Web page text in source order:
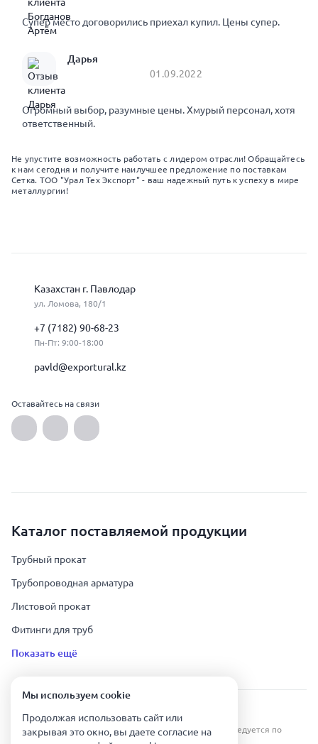
Супер место договорились приехал купил. Цены супер.
Дарья
01.09.2022
Огромный выбор, разумные цены. Хмурый персонал, хотя
ответственный.
Не упустите возможность работать с лидером отрасли! Обращайтесь
к нам сегодня и получите наилучшее предложение по поставкам
Сетка. ТОО "Урал Тех Экспорт" - ваш надежный путь к успеху в мире
металлургии!
Казахстан г. Павлодар
ул. Ломова, 180/1
+7 (7182) 90-68-23
Пн-Пт: 9:00-18:00
pavld@exportural.kz
Оставайтесь на связи
Каталог поставляемой продукции
Трубный прокат
Трубопроводная арматура
Листовой прокат
Фитинги для труб
Показать ещё
Урал Тех Экспорт — Казахстан © 2019-
Все права защищены. Копирование информации преследуется по
Мы используем сookie
Продолжая использовать сайт или
закрывая это окно, вы даете согласие на